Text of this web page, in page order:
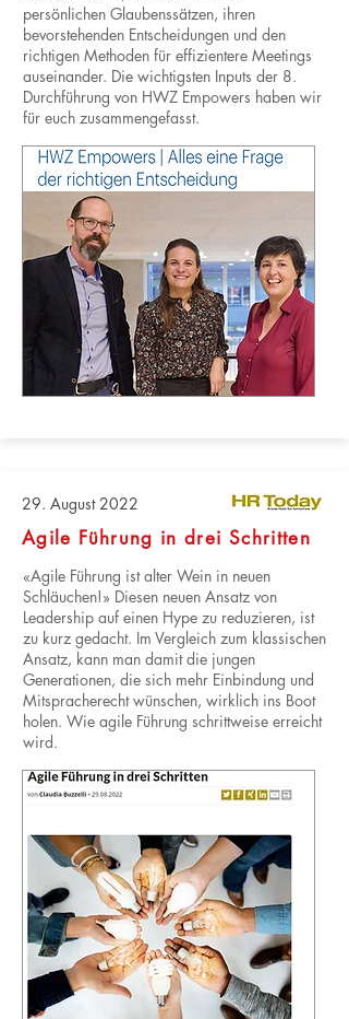
persönlichen Glaubenssätzen, ihren
bevorstehenden Entscheidungen und den
richtigen Methoden für effizientere Meetings
auseinander. Die wichtigsten Inputs der 8.
Durchführung von HWZ Empowers haben wir
für euch zusammengefasst.
29. August 2022
Agile Führung in drei Schritten
«Agile Führung ist alter Wein in neuen
Schläuchen!» Diesen neuen Ansatz von
Leadership auf einen Hype zu reduzieren, ist
zu kurz gedacht. Im Vergleich zum klassischen
Ansatz, kann man damit die jungen
Generationen, die sich mehr Einbindung und
Mitspracherecht wünschen, wirklich ins Boot
holen. Wie agile Führung schrittweise erreicht
wird.